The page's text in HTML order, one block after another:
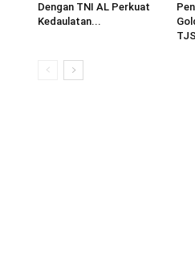
Dengan TNI AL Perkuat
Kedaulatan...